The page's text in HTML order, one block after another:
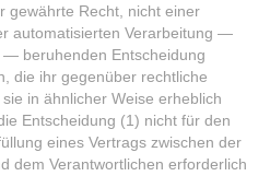
gewährte Recht, nicht einer
automatisierten Verarbeitung —
beruhenden Entscheidung
die ihr gegenüber rechtliche
in ähnlicher Weise erheblich
Entscheidung (1) nicht für den
eines Vertrags zwischen der
dem Verantwortlichen erforderlich